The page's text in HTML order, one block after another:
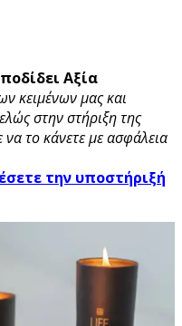
Αξία
κειμένων μας και
στην στήριξη της
το κάνετε με ασφάλεια
την υποστήριξή